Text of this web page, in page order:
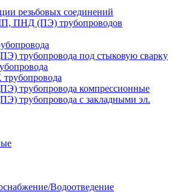
резьбовых соединений
ПНД (ПЭ) трубопроводов
трубопровода под стыковую сварку
трубопровода компрессионные
трубопровода с закладными эл.
Водоотведение